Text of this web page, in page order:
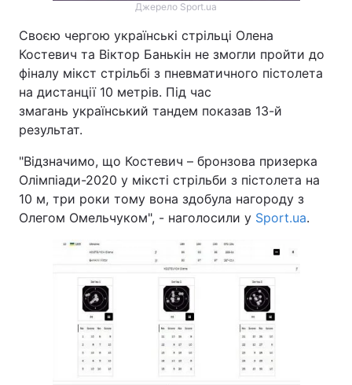
Джерело Sport.ua
Своєю чергою українські стрільці Олена
Костевич та Віктор Банькін не змогли пройти до
фіналу мікст стрільбі з пневматичного пістолета
на дистанції 10 метрів. Під час
змагань український тандем показав 13-й
результат.
"Відзначимо, що Костевич – бронзова призерка
Олімпіади-2020 у міксті стрільби з пістолета на
10 м, три роки тому вона здобула нагороду з
Олегом Омельчуком", - наголосили у Sport.ua.